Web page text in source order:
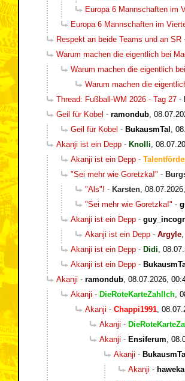
Europa 6 Mannschaften im
Europa 6 Mannschaften im
Respekt an beide Teams und an SR
Warum machen die eigentlich bei
Warum machen die eigentlich
Warum machen die
Thread: Fußball-WM 2026 - Tag 27 -
Geil für Kobel - ramondub
Geil für Kobel - BukausmTal
Akanji ist ein Depp - Knolli
Akanji ist ein Depp -
"Sei mehr wie Goretzka!" -
"Als"! - Karsten
"Sei mehr wie Goretzka!" -
Akanji ist ein Depp -
Akanji ist ein Depp - Argyle
Akanji ist ein Depp - Didi
Akanji ist ein Depp -
Akanji - ramondub 08.07.2026,
Akanji - DieRoteKarteZahlIch
Akanji - Chappi1991
Akanji -
Akanji - Ensiferum
Akanji -
Akanji - haweka